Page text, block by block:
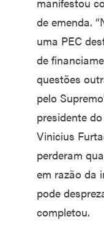
de emenda.
uma PEC
de
questões
pelo
presidente
Vinicius
perderam
em razão da
pode
completou.